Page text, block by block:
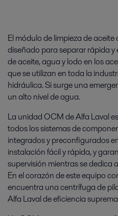
El módulo de limpieza de
diseñado para separar rápida
de aceite, agua y lodo en los
que se utilizan en toda la
hidráulica. Si surge una
un alto nivel de agua.
La unidad OCM de Alfa Laval
todos los sistemas de
integrados y preconfigurados
instalación fácil y rápida, y
supervisión mientras se dedica
En el corazón de este equipo
encuentra una centrífuga de
Alfa Laval de eficiencia